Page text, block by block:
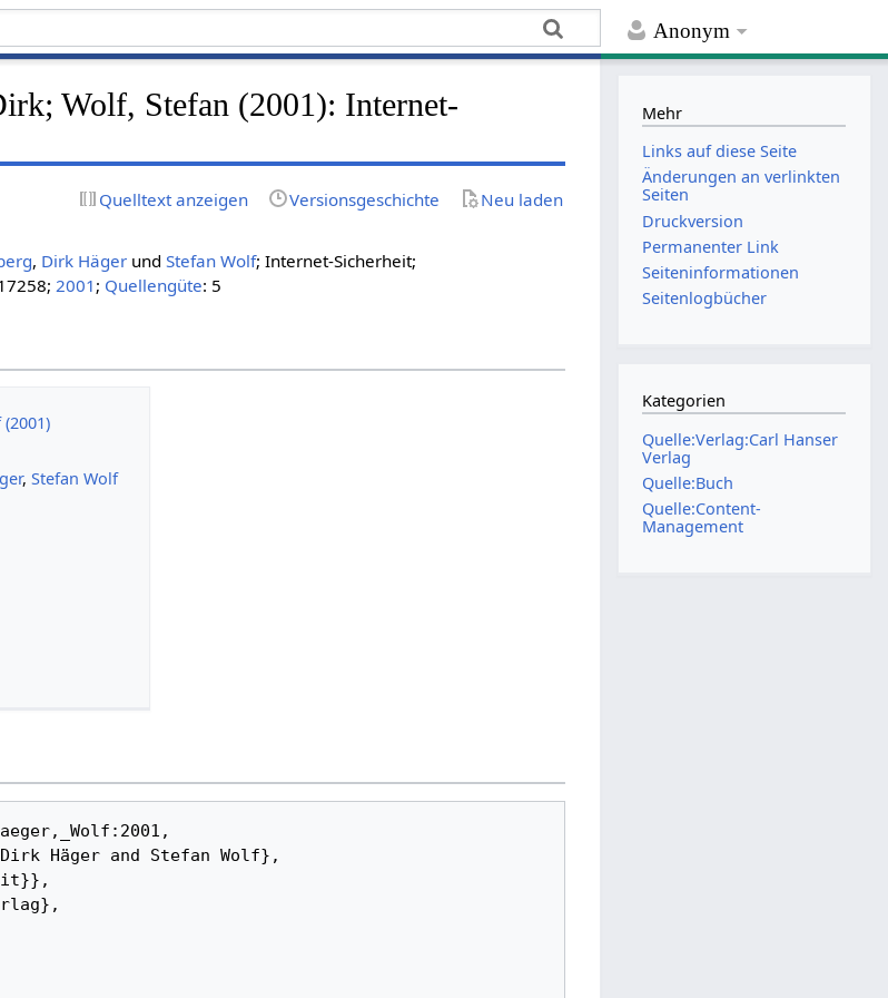
Anonym
Wolf, Stefan (2001): Internet-
Quelltext anzeigen Versionsgeschichte Neu laden
, Dirk Häger undStefan Wolf; Internet-Sicherheit;
2001 ; Quellengüte: 5
, Stefan Wolf
Mehr
Links auf diese Seite
Änderungen an verlinkten
Seiten
Druckversion
Permanenter Link
Seiten­­informationen
Seitenlogbücher
Kategorien
Quelle:Verlag:Carl Hanser
Verlag
Quelle:Buch
Quelle:Content-
Management